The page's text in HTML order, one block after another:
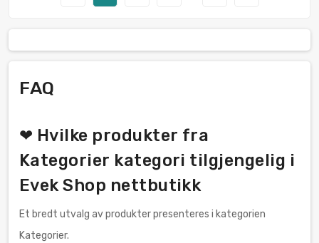
FAQ
❤ Hvilke produkter fra
Kategorier kategori tilgjengelig i
Evek Shop nettbutikk
Et bredt utvalg av produkter presenteres i kategorien
Kategorier.